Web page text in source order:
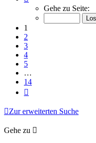
von
Gehe zu Seite:
1
2
3
4
5
…
14
Zur erweiterten Suche
Gehe zu